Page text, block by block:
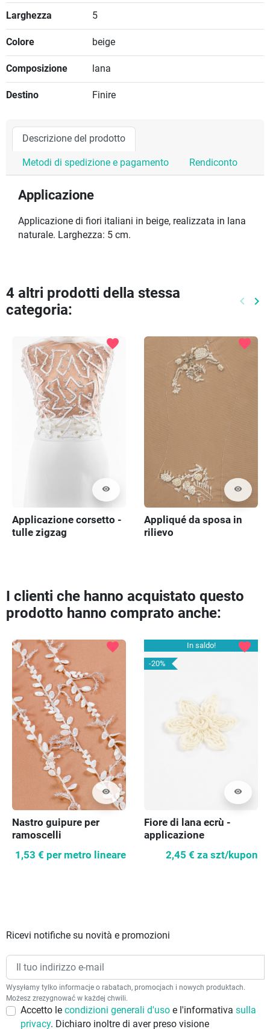
Larghezza 5
Colore beige
Composizione lana
Destino Finire
Descrizione del prodotto
Metodi di spedizione e pagamento Rendiconto
Applicazione
Applicazione di fiori italiani in beige, realizzata in lana
naturale. Larghezza: 5 cm.
4 altri prodotti della stessa
categoria:
keyboard_arrow_left keyboard_arrow_right
visibility
favorite
Applicazione corsetto -
tulle zigzag
visibility
favorite
Appliqué da sposa in
rilievo
I clienti che hanno acquistato questo
prodotto hanno comprato anche:
visibility
favorite
Nastro guipure per
ramoscelli
1,53 € per metro lineare
In saldo!
-20%
visibility
favorite
Fiore di lana ecrù -
applicazione
2,45 € za szt/kupon
Ricevi notifiche su novità e promozioni
Wysyłamy tylko informacje o rabatach, promocjach i nowych produktach.
Możesz zrezygnować w każdej chwili.
Accetto le condizioni generali d'uso e l'informativa sulla
privacy. Dichiaro inoltre di aver preso visione